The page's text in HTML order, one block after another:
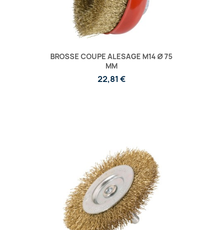
BROSSE COUPE ALESAGE M14 Ø 75
MM
22,81 €